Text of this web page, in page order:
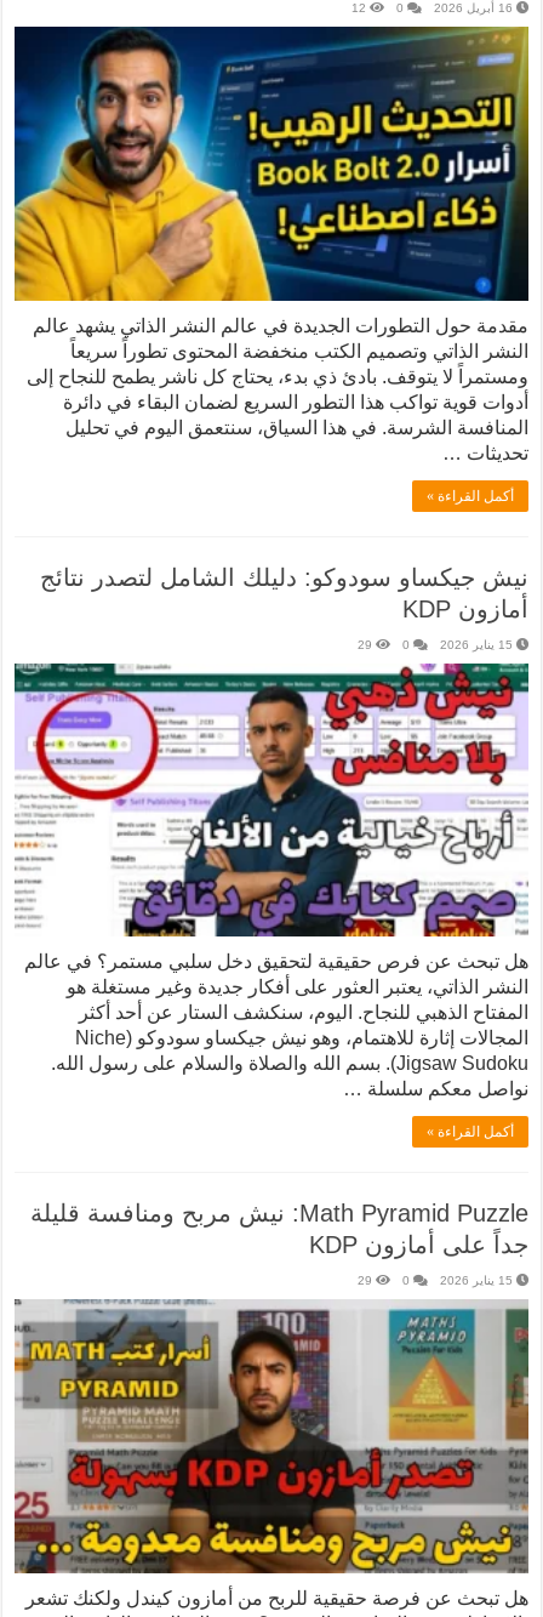
16 أبريل 2026 0
12
مقدمة حول التطورات الجديدة في عالم النشر الذاتي يشهد عالم
النشر الذاتي وتصميم الكتب منخفضة المحتوى تطوراً سريعاً
ومستمراً لا يتوقف. بادئ ذي بدء، يحتاج كل ناشر يطمح للنجاح إلى
أدوات قوية تواكب هذا التطور السريع لضمان البقاء في دائرة
المنافسة الشرسة. في هذا السياق، سنتعمق اليوم في تحليل
تحديثات …
أكمل القراءة »
نيش جيكساو سودوكو: دليلك الشامل لتصدر نتائج
أمازون KDP
15 يناير 2026 0
29
هل تبحث عن فرص حقيقية لتحقيق دخل سلبي مستمر؟ في عالم
النشر الذاتي، يعتبر العثور على أفكار جديدة وغير مستغلة هو
المفتاح الذهبي للنجاح. اليوم، سنكشف الستار عن أحد أكثر
المجالات إثارة للاهتمام، وهو نيش جيكساو سودوكو (Niche
Jigsaw Sudoku). بسم الله والصلاة والسلام على رسول الله.
نواصل معكم سلسلة …
أكمل القراءة »
Math Pyramid Puzzle: نيش مربح ومنافسة قليلة
جداً على أمازون KDP
15 يناير 2026 0
29
هل تبحث عن فرصة حقيقية للربح من أمازون كيندل ولكنك تشعر